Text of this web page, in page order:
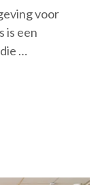
voor
is een
…